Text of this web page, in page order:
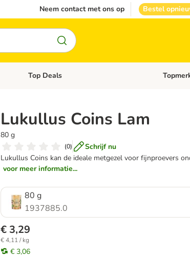
Neem contact met ons op Bestel
Open categoriemenu: Overige huisdieren
Top Deals Open
Lukullus Coins Lam
80 g
(0)
Schrijf nu
Lukullus Coins kan de ideale metgezel voor fijnproevers
voor meer informatie...
80 g
1937885.0
€ 3,29
€ 4,11 / kg
€ 3,06